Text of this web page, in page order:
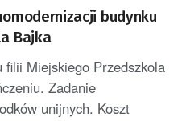
budynku
Bajka
filii Miejskiego Przedszkola
Zadanie
unijnych. Koszt